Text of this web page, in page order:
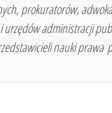
prokuratorów,
administracji
nauki prawa